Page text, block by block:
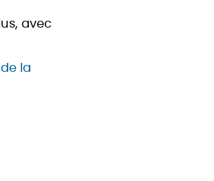
avec
la